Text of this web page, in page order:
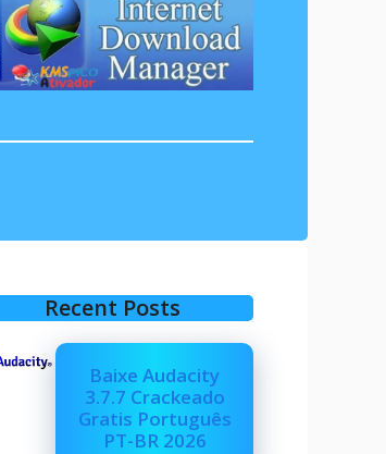
Recent Posts
Baixe Audacity
3.7.7 Crackeado
Gratis Português
PT-BR 2026